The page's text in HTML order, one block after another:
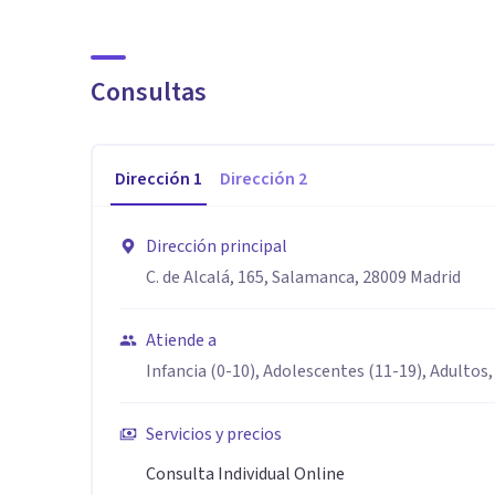
Con más de 25 años de experiencia, dos centros en el
multidisciplinar de psicólogos colaboradores,
humano para favorecer el bienestar emocional y
mediante sesiones seguras y confidenciales, para
Consultas
Dirección 1 Dirección 2
Dirección principal
C. de Alcalá, 165, Salamanca, 28009 Madrid
Atiende a
Infancia (0-10), Adolescentes (11-19),
Servicios y precios
Consulta Individual Online